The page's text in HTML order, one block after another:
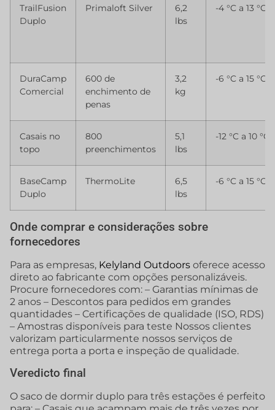
TrailFusion
Duplo
Primaloft Silver
6,2
lbs
-4 °C a 13 °C
DuraCamp
Comercial
600 de
enchimento de
penas
3,2
kg
-6 °C a 15 °C
Casais no
topo
800
preenchimentos
5,1
lbs
-12 °C a 10 °C
BaseCamp
Duplo
ThermoLite
6,5
lbs
-6 °C a 15 °C
Onde comprar e considerações sobre
fornecedores
Para as empresas, Kelyland Outdoors oferece acesso
direto ao fabricante com opções personalizáveis.
Procure fornecedores com: – Garantias mínimas de
2 anos – Descontos para pedidos em grandes
quantidades – Certificações de qualidade (ISO, RDS)
– Amostras disponíveis para teste Nossos clientes
valorizam particularmente nossos serviços de
entrega porta a porta e inspeção de qualidade.
Veredicto final
O saco de dormir duplo para três estações é perfeito